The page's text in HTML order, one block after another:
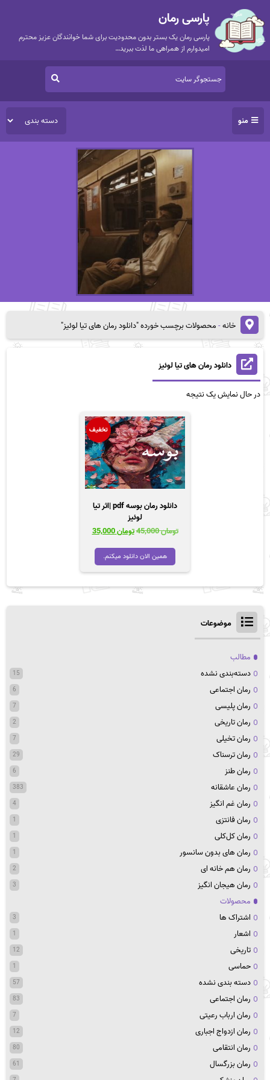
پارسی رمان
پارسی رمان یک بستر بدون محدودیت برای شما خوانندگان عزیز محترم
امیدوارم از همراهی ما لذت ببرید…
منو
خانه-محصولات برچسب خورده "دانلود رمان های تیا لوئیز"
دانلود رمان های تیا لوئیز
در حال نمایش یک نتیجه
تخفیف
دانلود رمان بوسه pdf |اثر تیا
لوئیز
تومان45,000
قیمت
تومان 45,000
بود.
تومان35,000
قیمت
همین الان دانلود میکنم.
موضوعات
مطالب
دسته‌بندی نشده
15
رمان اجتماعی 6
رمان پلیسی 7
رمان تاریخی 2
رمان تخیلی 7
رمان ترسناک 29
رمان طنز 6
رمان عاشقانه 383
رمان غم انگیز 4
رمان فانتزی 1
رمان کل‌کلی 1
رمان های بدون سانسور 1
رمان هم خانه ای 2
رمان هیجان انگیز 3
محصولات
اشتراک ها
3
اشعار 1
تاریخی 12
حماسی 1
دسته بندی نشده 57
رمان اجتماعی 83
رمان ارباب رعیتی 7
رمان ازدواج اجباری 12
رمان انتقامی 80
رمان بزرگسال 61